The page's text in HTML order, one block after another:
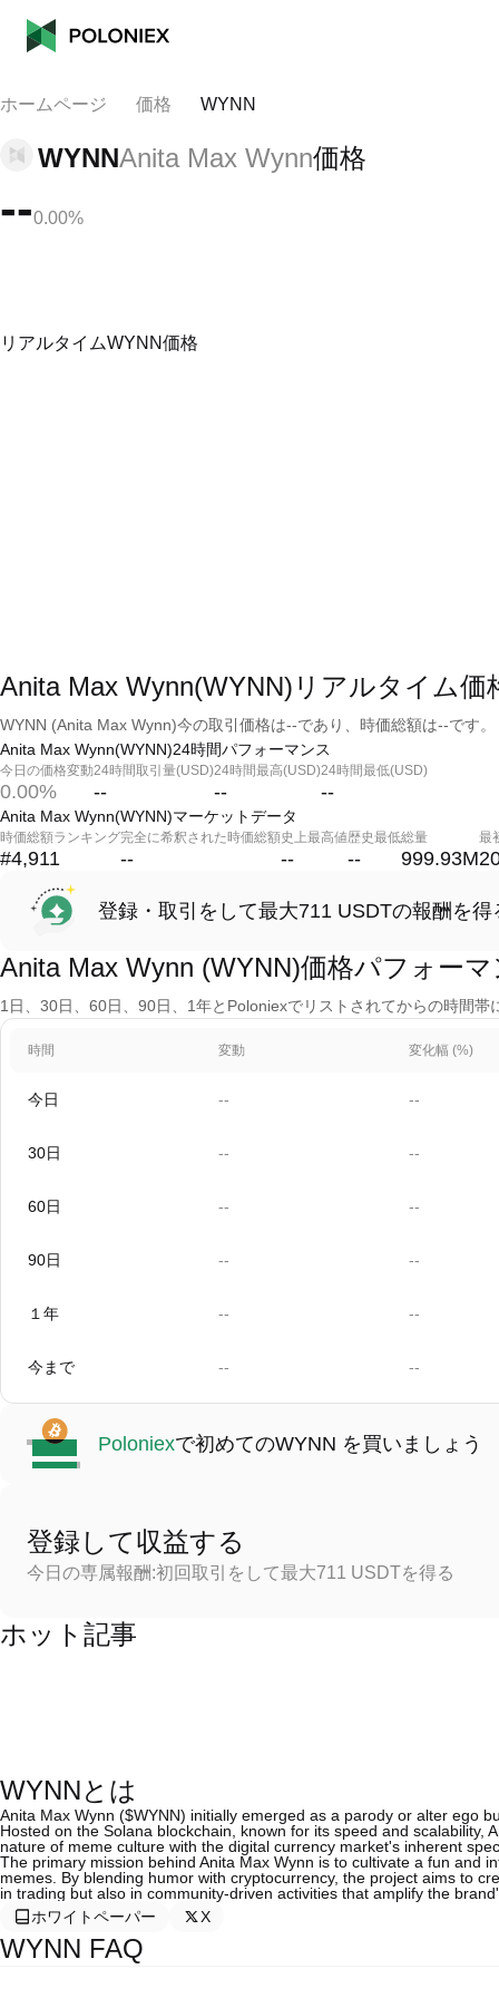
ホームページ 価格 WYNN
WYNNAnita Max Wynn価格
--0.00%
リアルタイムWYNN価格
Anita Max Wynn(WYNN)リアルタイム価
WYNN (Anita Max Wynn)今の取引価格は--であり、時価総額は--です。
Anita Max Wynn(WYNN)24時間パフォーマンス
今日の価格変動
0.00%
24時間取引量(USD)
--
24時間最高(USD)
--
24時間最低(USD)
--
Anita Max Wynn(WYNN)マーケットデータ
時価総額ランキング
#4,911
完全に希釈された時価総額
--
史上最高値
--
歴史最低
--
総量
999.93M
最
登録・取引をして最大711 USDTの報酬を得
Anita Max Wynn (WYNN)価格パフォー
1日、30日、60日、90日、1年とPoloniexでリストされてからの時間
時間 変動 変化幅 (%)
今日 -- --
30日 -- --
60日 -- --
90日 -- --
１年 -- --
今まで -- --
Poloniexで初めてのWYNN を買いましょう
登録して収益する
今日の専属報酬:初回取引をして最大711 USDTを得る
ホット記事
WYNNとは
Anita Max Wynn ($WYNN) initially emerged as a parody or alter ego
Hosted on the Solana blockchain, known for its speed and
nature of meme culture with the digital currency market's inherent
The primary mission behind Anita Max Wynn is to cultivate a fun and
memes. By blending humor with cryptocurrency, the project aims to
in trading but also in community-driven activities that amplify the
ホワイトペーパー
X
WYNN FAQ